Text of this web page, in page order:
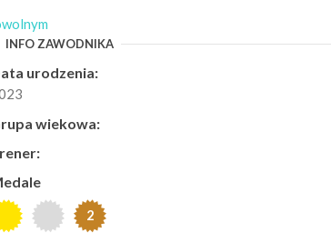
INFO ZAWODNIKA
urodzenia:
wiekowa:
2